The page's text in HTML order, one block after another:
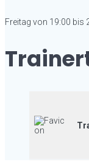
Freitag von 19:00 bis